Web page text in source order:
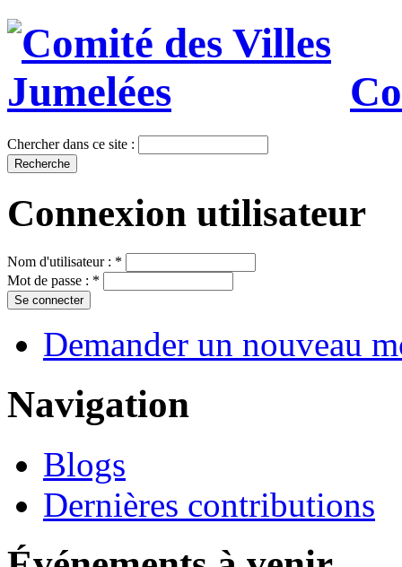
Chercher dans ce site :
Connexion utilisateur
Nom d'utilisateur : *
Mot de passe : *
Demander un nouveau
Navigation
Blogs
Dernières contributions